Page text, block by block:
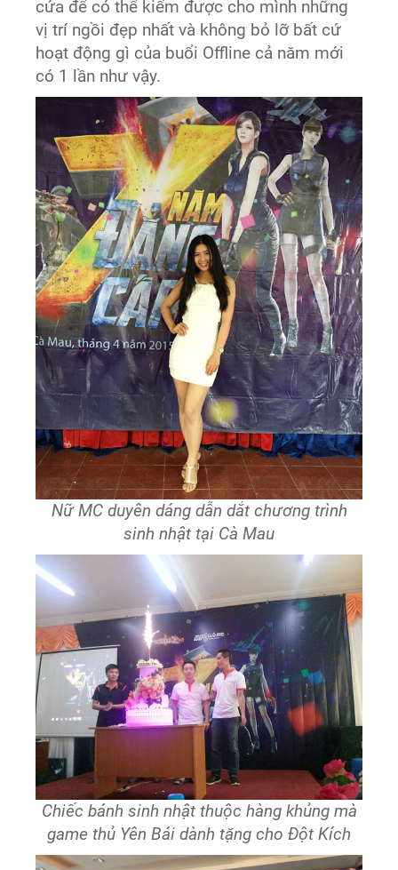
cửa để có thể kiếm được cho mình những
vị trí ngồi đẹp nhất và không bỏ lỡ bất cứ
hoạt động gì của buổi Offline cả năm mới
có 1 lần như vậy.
Nữ MC duyên dáng dẫn dắt chương trình
sinh nhật tại Cà Mau
Chiếc bánh sinh nhật thuộc hàng khủng mà
game thủ Yên Bái dành tặng cho Đột Kích